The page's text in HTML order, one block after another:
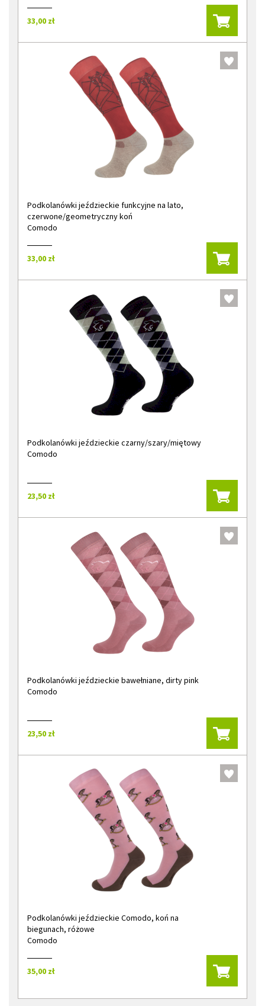
33,00 zł
Podkolanówki jeździeckie funkcyjne na lato,
czerwone/geometryczny koń
Comodo
33,00 zł
Podkolanówki jeździeckie czarny/szary/miętowy
Comodo
23,50 zł
Podkolanówki jeździeckie bawełniane, dirty pink
Comodo
23,50 zł
Podkolanówki jeździeckie Comodo, koń na
biegunach, różowe
Comodo
35,00 zł